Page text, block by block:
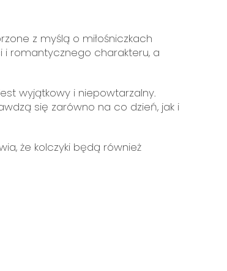
z myślą o miłośniczkach
i romantycznego charakteru, a
wyjątkowy i niepowtarzalny.
się zarówno na co dzień, jak i
że kolczyki będą również